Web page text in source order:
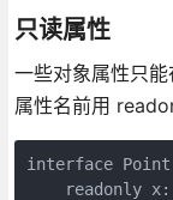
只读属性
一些对象属性只
属性名前用
interface
readonly x: